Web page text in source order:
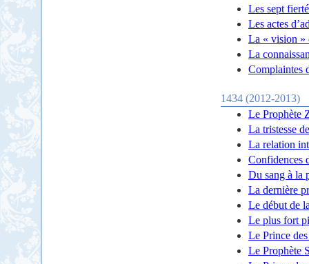
Les sept
Les actes
La « vision »
La
Complaintes
1434 (2012-2013)
Le Prophète
La tristesse
La relation
Confidences
Du sang à la
La dernière
Le début de
Le plus fort
Le Prince
Le Prophète